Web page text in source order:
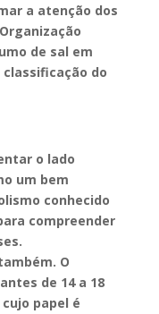
a atenção dos
de sal em
do
o lado
um bem
conhecido
compreender
O
de 14 a 18
papel é